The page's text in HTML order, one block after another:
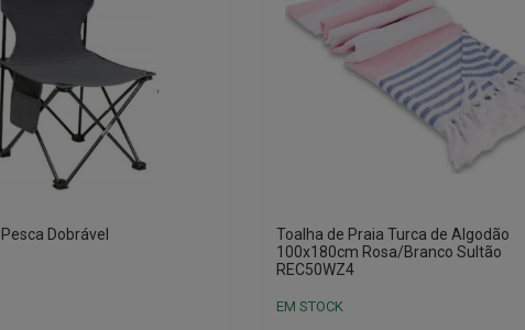
Dobrável
Toalha de Praia Turca de Algodão
100x180cm Rosa/Branco Sultão
REC50WZ4
EM STOCK